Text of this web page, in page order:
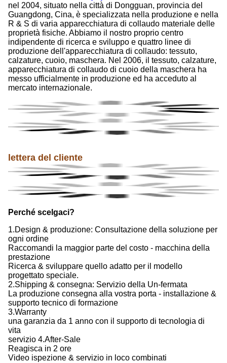
nel 2004, situato nella città di Dongguan, provincia del
Guangdong, Cina, è specializzata nella produzione e nella
R & S di varia apparecchiatura di collaudo materiale delle
proprietà fisiche. Abbiamo il nostro proprio centro
indipendente di ricerca e sviluppo e quattro linee di
produzione dell'apparecchiatura di collaudo: tessuto,
calzature, cuoio, maschera. Nel 2006, il tessuto, calzature,
apparecchiatura di collaudo di cuoio della maschera ha
messo ufficialmente in produzione ed ha acceduto al
mercato internazionale.
lettera del cliente
Perché scelgaci?
1.Design & produzione: Consultazione della soluzione per
ogni ordine
Raccomandi la maggior parte del costo - macchina della
prestazione
Ricerca & sviluppare quello adatto per il modello
progettato speciale.
2.Shipping & consegna: Servizio della Un-fermata
La produzione consegna alla vostra porta - installazione &
supporto tecnico di formazione
3.Warranty
una garanzia da 1 anno con il supporto di tecnologia di
vita
servizio 4.After-Sale
Reagisca in 2 ore
Video ispezione & servizio in loco combinati